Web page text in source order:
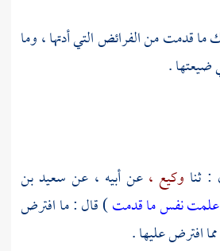
قدمت من الفرائض التي أدتها ، وما
.
: ثنا وكيع ،عن أبيه ، عن سعيد بن
علمت نفس ما قدمت) قال : ما افترض
افترض عليها .